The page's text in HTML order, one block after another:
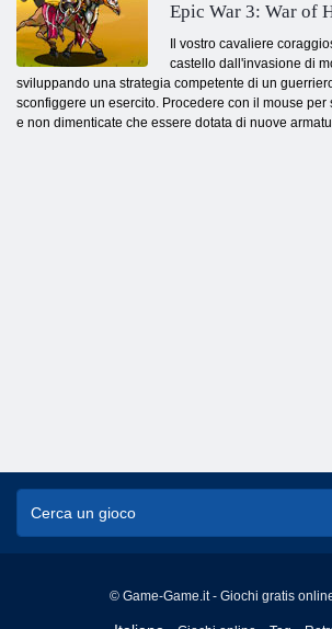
Epic War 3: War of
Il vostro cavaliere
castello dall'invasione di
sviluppando una strategia competente di un
sconfiggere un esercito. Procedere con il mouse
e non dimenticate che essere dotata di nuove
© Game-Game.it - Giochi gratis
English